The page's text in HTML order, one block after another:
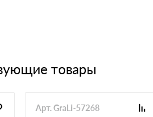
товары
Арт. GraLi-57268